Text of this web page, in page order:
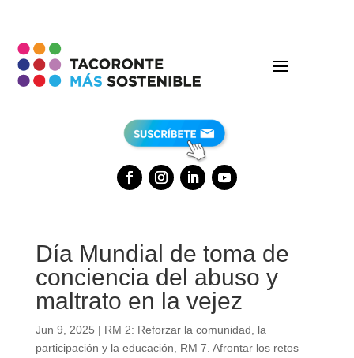
Día Mundial de toma de
conciencia del abuso y
maltrato en la vejez
Jun 9, 2025 | RM 2: Reforzar la comunidad, la
participación y la educación
RM 7. Afrontar los retos